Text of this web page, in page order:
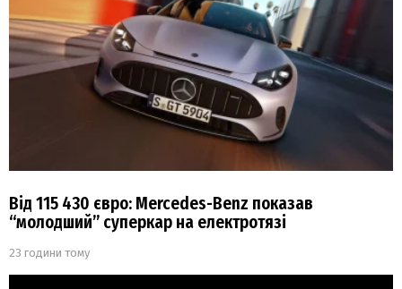
Від 115 430 євро: Mercedes-Benz показав
“молодший” суперкар на електротязі
23 години тому